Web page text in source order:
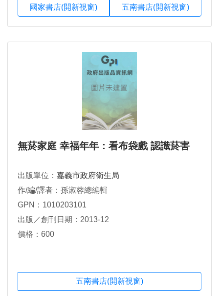
國家書店(開新視窗) 五南書店(開新視窗)
無菸家庭 幸福年年：看布袋戲 認識菸害
出版單位： 嘉義市政府衛生局
作/編/譯者：孫淑蓉總編輯
GPN：1010203101
出版／創刊日期：2013-12
價格：600
五南書店(開新視窗)